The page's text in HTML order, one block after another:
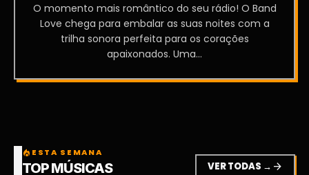
O momento mais romântico do seu rádio! O Band
Love chega para embalar as suas noites com a
trilha sonora perfeita para os corações
apaixonados. Uma...
local_fire_department ESTA SEMANA
TOP MÚSICAS VER TODAS → arrow_forward